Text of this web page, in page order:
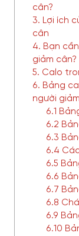
cân?
3. Lợi ích
cân
4. Bạn
giảm cân?
5. Calo
6. Bảng
người
6.1
6.2
6.3
6.4
6.5
6.6
6.7
6.8
6.9
6.10